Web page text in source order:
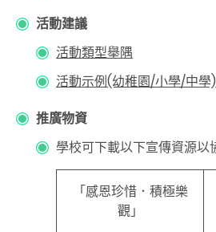
活動建議
活動類型舉隅
活動示例(幼稚園/小學/中學)
推廣物資
學校可下載以下宣傳資源以
「感恩珍惜．積極樂
觀」